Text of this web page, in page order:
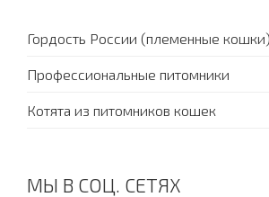
Гордость России (племенные кошки)
Профессиональные питомники
Котята из питомников кошек
МЫ В СОЦ. СЕТЯХ